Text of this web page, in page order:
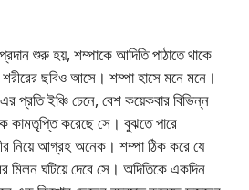
শুরু হয়, শম্পাকে আদিতি পাঠাতে থাকে
ছবিও আসে। শম্পা হাসে মনে মনে।
প্রতি ইঞ্চি চেনে, বেশ কয়েকবার বিভিন্ন
কামতৃপ্তি করেছে সে। বুঝতে পারে
নিয়ে আগ্রহ অনেক। শম্পা ঠিক করে যে
মিলন ঘটিয়ে দেবে সে। অদিতিকে একদিন